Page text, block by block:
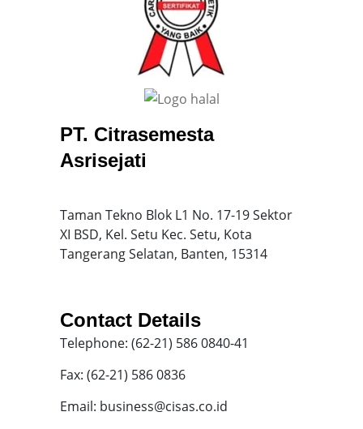
PT. Citrasemesta
Asrisejati
Taman Tekno Blok L1 No. 17-19 Sektor
XI BSD, Kel. Setu Kec. Setu, Kota
Tangerang Selatan, Banten, 15314
Contact Details
Telephone: (62-21) 586 0840-41
Fax: (62-21) 586 0836
Email: business@cisas.co.id